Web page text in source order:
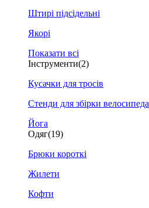
Штирі підсідельні
Якорі
Показати всі
Інструменти(2)
Кусачки для тросів
Стенди для збірки велосипеда
Йога
Одяг(19)
Брюки короткі
Жилети
Кофти